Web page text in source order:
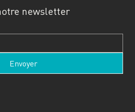
newsletter
Envoyer